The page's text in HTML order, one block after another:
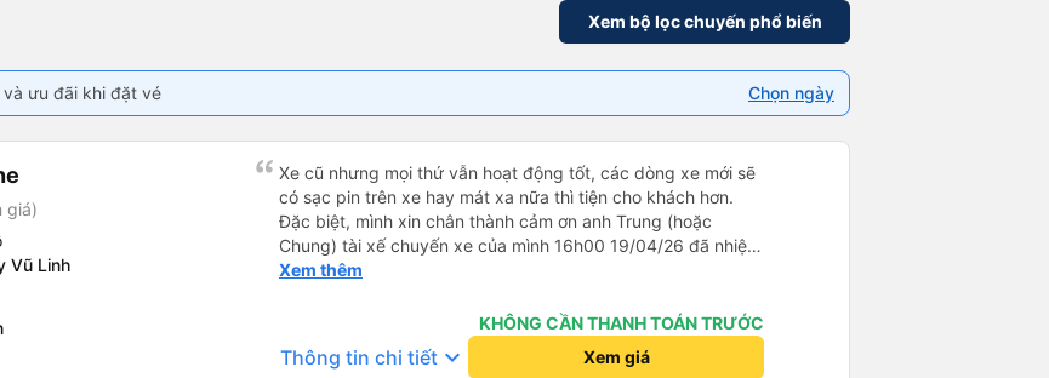
Xem bộ lọc chuyến phổ biến
ưu đãi khi đặt vé Chọn ngày
giá)
Vũ Linh
Xe cũ nhưng mọi thứ vẫn hoạt động tốt, các dòng xe mới sẽ
có sạc pin trên xe hay mát xa nữa thì tiện cho khách hơn.
Đặc biệt, mình xin chân thành cảm ơn anh Trung (hoặc
Chung) tài xế chuyến xe của mình 16h00 19/04/26 đã nhiệt
tình giúp đỡ mình nhận lại điện thoại và ví bỏ quên ở văn
Sài Gòn và Cần Thơ. Kiểu giúp đỡ nhiệt thành, chân chất chứ
không làm hời hợt. 11h đêm khi nhận lại, đồ của mình được
đựng trong hộp, bọc kĩ, chống sốc, có dán nhãn đàng
Xem thêm
KHÔNG CẦN THANH TOÁN TRƯỚC
Thông tin chi tiết keyboard_arrow_down Xem giá